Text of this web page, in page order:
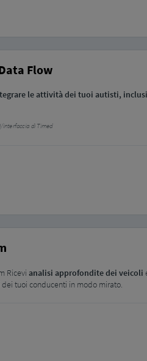
Flow
le attività dei tuoi autisti,
interfaccia di Timed
Ricevi analisi approfondite dei veicoli
tuoi conducenti in modo mirato.